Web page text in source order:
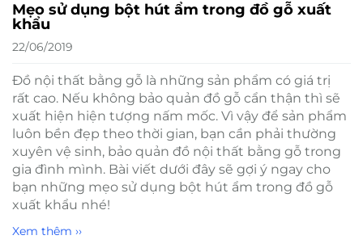
Mẹo sử dụng bột hút ẩm trong đồ gỗ xuất
khẩu
22/06/2019
Đồ nội thất bằng gỗ là những sản phẩm có giá trị
rất cao. Nếu không bảo quản đồ gỗ cẩn thận thì sẽ
xuất hiện hiện tượng nấm mốc. Vì vậy để sản phẩm
luôn bền đẹp theo thời gian, bạn cần phải thường
xuyên vệ sinh, bảo quản đồ nội thất bằng gỗ trong
gia đình mình. Bài viết dưới đây sẽ gợi ý ngay cho
bạn những mẹo sử dụng bột hút ẩm trong đồ gỗ
xuất khẩu nhé!
Xem thêm ››